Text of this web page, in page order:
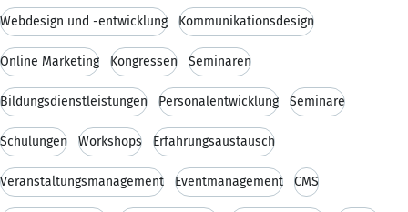
Webdesign und -entwicklung Kommunikationsdesign
Online Marketing Kongressen Seminaren
Bildungsdienstleistungen Personalentwicklung Seminare
Schulungen Workshops Erfahrungsaustausch
Veranstaltungsmanagement Eventmanagement CMS